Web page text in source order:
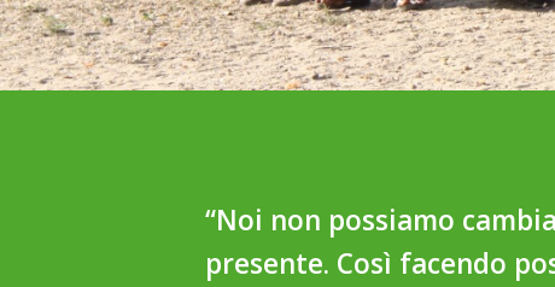
“Noi non possiamo
presente. Così facendo